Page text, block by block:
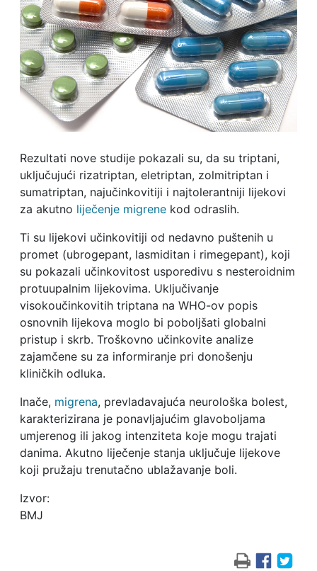
Rezultati nove studije pokazali su, da su triptani,
uključujući rizatriptan, eletriptan, zolmitriptan i
sumatriptan, najučinkovitiji i najtolerantniji lijekovi
za akutno liječenje migrenekod odraslih.
Ti su lijekovi učinkovitiji od nedavno puštenih u
promet (ubrogepant, lasmiditan i rimegepant), koji
su pokazali učinkovitost usporedivu s nesteroidnim
protuupalnim lijekovima. Uključivanje
visokoučinkovitih triptana na WHO-ov popis
osnovnih lijekova moglo bi poboljšati globalni
pristup i skrb. Troškovno učinkovite analize
zajamčene su za informiranje pri donošenju
kliničkih odluka.
Inače, migrena, prevladavajuća neurološka bolest,
karakterizirana je ponavljajućim glavoboljama
umjerenog ili jakog intenziteta koje mogu trajati
danima. Akutno liječenje stanja uključuje lijekove
koji pružaju trenutačno ublažavanje boli.
Izvor:
BMJ